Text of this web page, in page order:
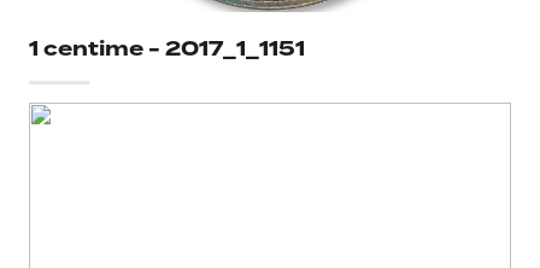
1 centime - 2017_1_1151